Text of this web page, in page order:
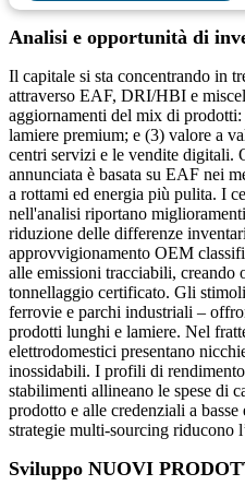
Analisi e opportunità di
Il capitale si sta concentrando in
attraverso EAF, DRI/HBI e
aggiornamenti del mix di
lamiere premium; e (3) valore a
centri servizi e le vendite digitali.
annunciata è basata su EAF nei
a rottami ed energia più pulita. I
nell'analisi riportano
riduzione delle differenze
approvvigionamento OEM
alle emissioni tracciabili, creando
tonnellaggio certificato. Gli
ferrovie e parchi industriali –
prodotti lunghi e lamiere. Nel
elettrodomestici presentano
inossidabili. I profili di
stabilimenti allineano le spese di
prodotto e alle credenziali a
strategie multi-sourcing riducono
Sviluppo NUOVI